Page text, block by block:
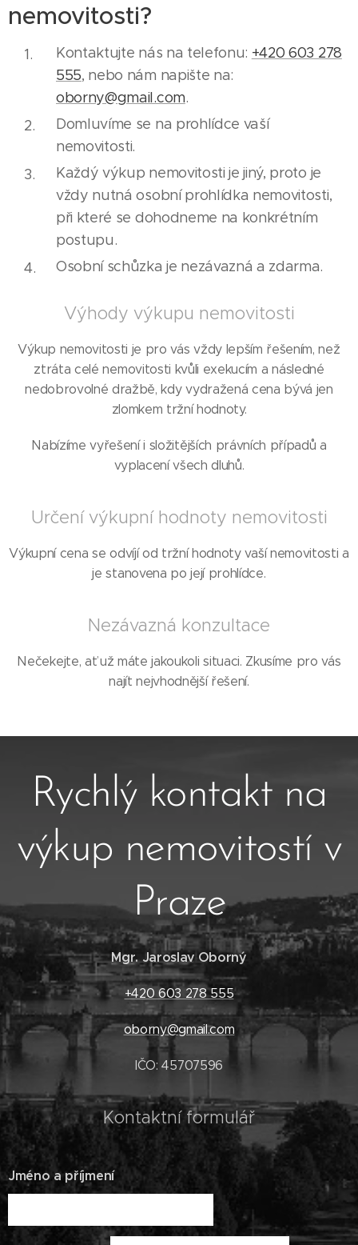
nemovitosti?
Kontaktujte nás na telefonu: +420 603 278
555, nebo nám napište na:
oborny@gmail.com.
Domluvíme se na prohlídce vaší
nemovitosti.
Každý výkup nemovitosti je jiný, proto je
vždy nutná osobní prohlídka nemovitosti,
při které se dohodneme na konkrétním
postupu.
Osobní schůzka je nezávazná a zdarma.
Výhody výkupu nemovitosti
Výkup nemovitosti je pro vás vždy lepším řešením, než
ztráta celé nemovitosti kvůli exekucím a následné
nedobrovolné dražbě, kdy vydražená cena bývá jen
zlomkem tržní hodnoty.
Nabízíme vyřešení i složitějších právních případů a
vyplacení všech dluhů.
Určení výkupní hodnoty nemovitosti
Výkupní cena se odvíjí od tržní hodnoty vaší nemovitosti a
je stanovena po její prohlídce.
Nezávazná konzultace
Nečekejte, ať už máte jakoukoli situaci. Zkusíme pro vás
najít nejvhodnější řešení.
Rychlý kontakt na
výkup nemovitostí v
Praze
Mgr. Jaroslav Oborný
+420 603 278 555
oborny@gmail.com
IČO: 45707596
Kontaktní formulář
Jméno a příjmení